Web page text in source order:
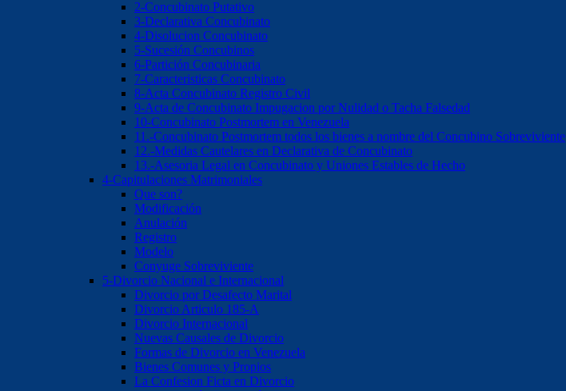
2-Concubinato Putativo
3-Declarativa Concubinato
4-Disolucion Concubinato
5-Sucesión Concubinos
6-Partición Concubinaria
7-Caracteristicas Concubinato
8-Acta Concubinato Registro Civil
9-Acta de Concubinato Impugacion por Nulidad o Tacha Falsedad
10-Concubinato Postmortem en Venezuela
11.-Concubinato Postmortem todos los bienes a nombre del Concubino Sobreviviente
12.-Medidas Cautelares en Declarativa de Concubinato
13.-Asesoria Legal en Concubinato y Uniones Estables de Hecho
4-Capitulaciones Matrimoniales
Que son?
Modificación
Anulación
Registro
Modelo
Conyuge Sobreviviente
5-Divorcio Nacional e Internacional
Divorcio por Desafecto Marital
Divorcio Articulo 185-A
Divorcio Internacional
Nuevas Causales de Divorcio
Formas de Divorcio en Venezuela
Bienes Comunes y Propios
La Confesion Ficta en Divorcio